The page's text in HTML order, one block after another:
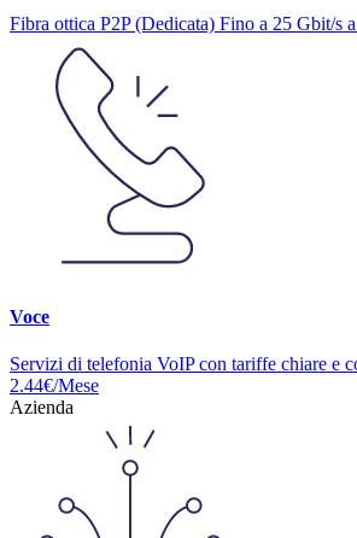
Fibra ottica P2P (Dedicata) Fino a 25 Gbit/s
Voce
Servizi di telefonia VoIP con tariffe chiare e
2.44€/Mese
Azienda